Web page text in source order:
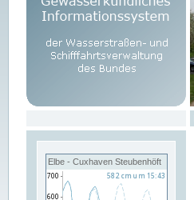
Elbe - Cuxhaven Steubenhöft